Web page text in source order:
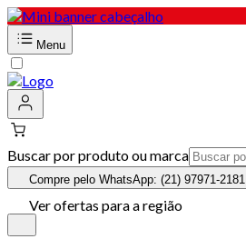
Menu
Buscar por produto ou marca
Compre pelo WhatsApp: (21) 97971-2181
Ver ofertas para a região